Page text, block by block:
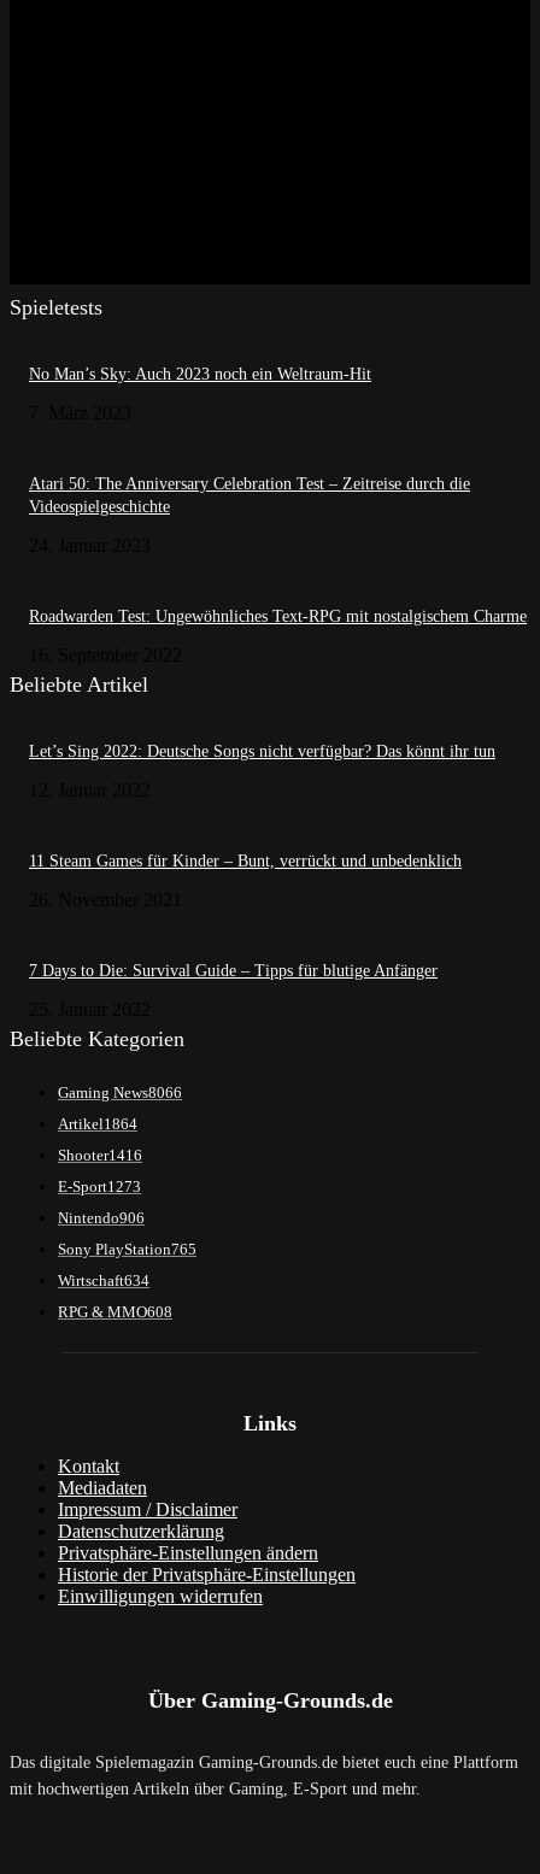
Spieletests
No Man’s Sky: Auch 2023 noch ein Weltraum-Hit
Atari 50: The Anniversary Celebration Test – Zeitreise durch die
Videospielgeschichte
Roadwarden Test: Ungewöhnliches Text-RPG mit nostalgischem Charme
Beliebte Artikel
Let’s Sing 2022: Deutsche Songs nicht verfügbar? Das könnt ihr tun
11 Steam Games für Kinder – Bunt, verrückt und unbedenklich
7 Days to Die: Survival Guide – Tipps für blutige Anfänger
Beliebte Kategorien
Gaming News8066
Artikel1864
Shooter1416
E-Sport1273
Nintendo906
Sony PlayStation765
Wirtschaft634
RPG & MMO608
Links
Kontakt
Mediadaten
Impressum / Disclaimer
Datenschutzerklärung
Privatsphäre-Einstellungen ändern
Historie der Privatsphäre-Einstellungen
Einwilligungen widerrufen
Über Gaming-Grounds.de
Das digitale Spielemagazin Gaming-Grounds.de bietet euch eine Plattform
mit hochwertigen Artikeln über Gaming, E-Sport und mehr.